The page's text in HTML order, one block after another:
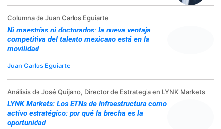
Columna de Juan Carlos Eguiarte
Ni maestrías ni doctorados: la nueva ventaja
competitiva del talento mexicano está en la
movilidad
Juan Carlos Eguiarte
Análisis de José Quijano, Director de Estrategia en LYNK Markets
LYNK Markets: Los ETNs de Infraestructura como
activo estratégico: por qué la brecha es la
oportunidad